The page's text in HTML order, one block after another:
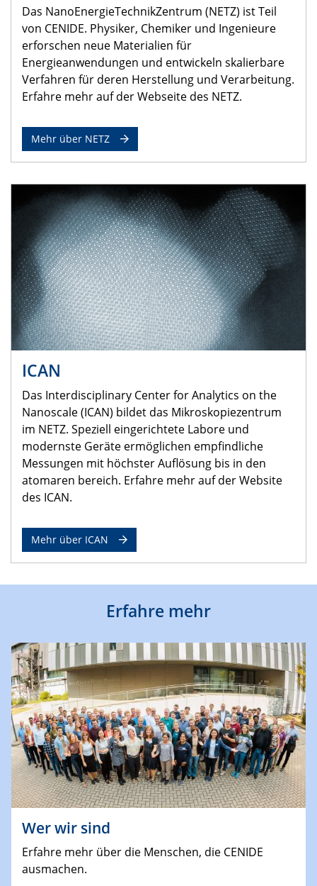
Das NanoEnergieTechnikZentrum (NETZ) ist Teil
von CENIDE. Physiker, Chemiker und Ingenieure
erforschen neue Materialien für
Energieanwendungen und entwickeln skalierbare
Verfahren für deren Herstellung und Verarbeitung.
Erfahre mehr auf der Webseite des NETZ.
Mehr über NETZ
ICAN
Das Interdisciplinary Center for Analytics on the
Nanoscale (ICAN) bildet das Mikroskopiezentrum
im NETZ. Speziell eingerichtete Labore und
modernste Geräte ermöglichen empfindliche
Messungen mit höchster Auflösung bis in den
atomaren bereich. Erfahre mehr auf der Website
des ICAN.
Mehr über ICAN
Erfahre mehr
Wer wir sind
Erfahre mehr über die Menschen, die CENIDE
ausmachen.